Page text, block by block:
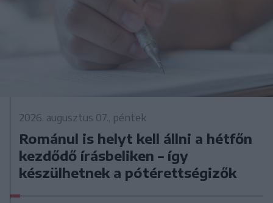
2026. augusztus 07., péntek
Románul is helyt kell állni a hétfőn
kezdődő írásbeliken – így
készülhetnek a pótérettségizők